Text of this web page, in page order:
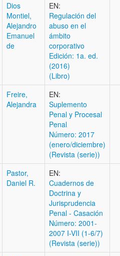
Dios
Montiel,
Alejandro
Emanuel
de
EN:
Regulación del
abuso en el
ámbito
corporativo
Edición: 1a. ed.
(2016)
(Libro)
Freire,
Alejandra
EN:
Suplemento
Penal y Procesal
Penal
Número: 2017
(enero/diciembre)
(Revista (serie))
Pastor,
Daniel R.
EN:
Cuadernos de
Doctrina y
Jurisprudencia
Penal - Casación
Número: 2001-
2007 I-VII (1-6/7)
(Revista (serie))